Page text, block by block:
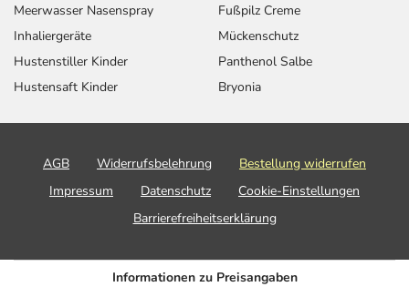
Meerwasser Nasenspray
Inhaliergeräte
Hustenstiller Kinder
Hustensaft Kinder
Fußpilz Creme
Mückenschutz
Panthenol Salbe
Bryonia
AGB Widerrufsbelehrung
Bestellung widerrufen
Impressum
Datenschutz
Cookie-Einstellungen
Barrierefreiheitserklärung
Informationen zu Preisangaben